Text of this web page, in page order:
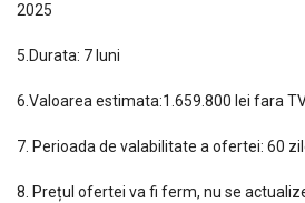
2025
5.Durata: 7 luni
6.Valoarea estimata:1.659.800 lei fara
7. Perioada de valabilitate a ofertei: 60
8. Prețul ofertei va fi ferm, nu se